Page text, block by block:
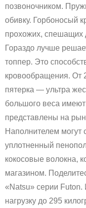
позвоночником.
обивку. Горбоносый
прохожих, спешащих
Гораздо лучше
топпер. Это
кровообращения. От
пятерка — ультра
большого веса
представлены на
Наполнителем могут
уплотненный
кокосовые волокна,
магазином.
«Natsu» серии
нагрузку до 295